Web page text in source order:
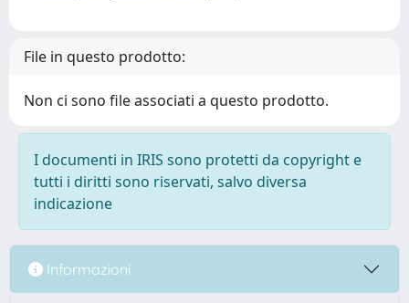
File in questo prodotto:
Non ci sono file associati a questo prodotto.
I documenti in IRIS sono protetti da copyright e
tutti i diritti sono riservati, salvo diversa
indicazione
Informazioni